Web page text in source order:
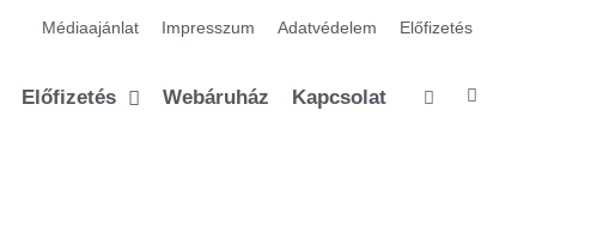
Médiaajánlat Impresszum Adatvédelem Előfizetés
Előfizetés Webáruház Kapcsolat